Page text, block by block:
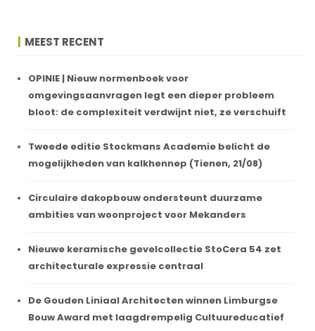
MEEST RECENT
OPINIE | Nieuw normenboek voor
omgevingsaanvragen legt een dieper probleem
bloot: de complexiteit verdwijnt niet, ze verschuift
Tweede editie Stockmans Academie belicht de
mogelijkheden van kalkhennep (Tienen, 21/08)
Circulaire dakopbouw ondersteunt duurzame
ambities van woonproject voor Mekanders
Nieuwe keramische gevelcollectie StoCera 54 zet
architecturale expressie centraal
De Gouden Liniaal Architecten winnen Limburgse
Bouw Award met laagdrempelig Cultuureducatief